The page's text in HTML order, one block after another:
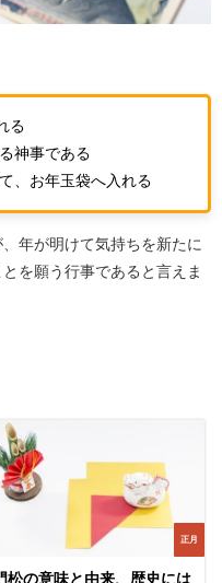
る
神事である
、お年玉袋へ入れる
年が明けて気持ちを新たに
を願う行事であると言えま
正月
松の意味と由来、歴史には